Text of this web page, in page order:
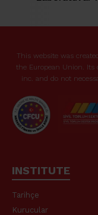
This website was
the European Union. Its
inc. and do not
INSTITUTE
Tarihçe
Kurucular